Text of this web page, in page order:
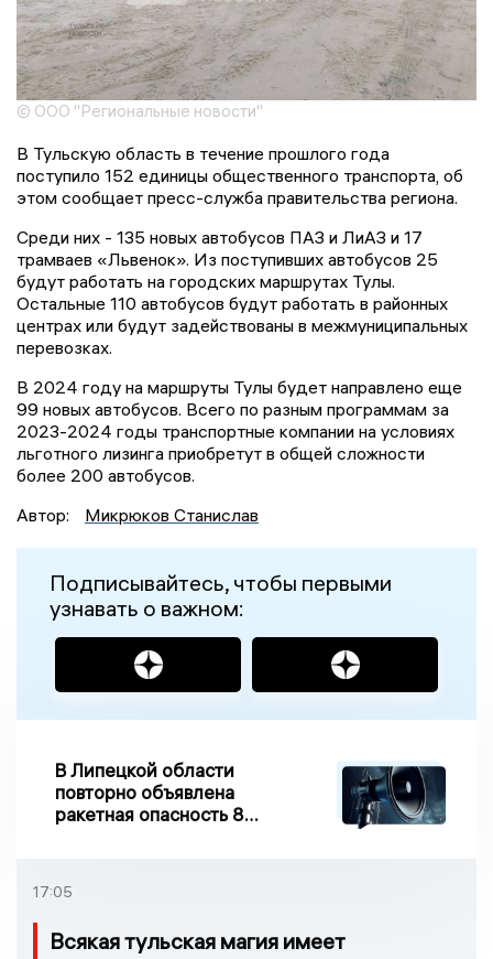
© ООО "Региональные новости"
В Тульскую область в течение прошлого года
поступило 152 единицы общественного транспорта, об
этом сообщает пресс-служба правительства региона.
Среди них - 135 новых автобусов ПАЗ и ЛиАЗ и 17
трамваев «Львенок». Из поступивших автобусов 25
будут работать на городских маршрутах Тулы.
Остальные 110 автобусов будут работать в районных
центрах или будут задействованы в межмуниципальных
перевозках.
В 2024 году на маршруты Тулы будет направлено еще
99 новых автобусов. Всего по разным программам за
2023-2024 годы транспортные компании на условиях
льготного лизинга приобретут в общей сложности
более 200 автобусов.
Автор:
Микрюков Станислав
Подписывайтесь, чтобы первыми
узнавать о важном:
В Липецкой области
повторно объявлена
ракетная опасность 8
17:05
Всякая тульская магия имеет